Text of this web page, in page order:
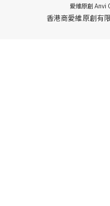
愛維原創 Anvi
香港商愛維原創有